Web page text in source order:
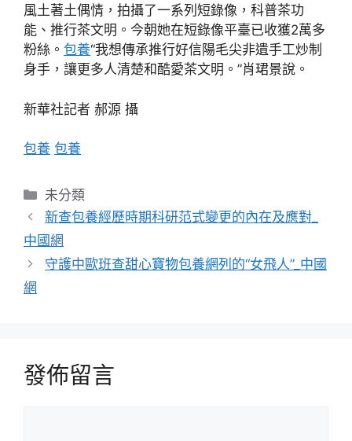
風土著土偶情，拍攝了一系列短錄像，科普茶功
能、推行茶文明。今朝她在短錄像平臺已收獲2萬多
粉絲。 包養“我想傳承推行好信陽毛尖非遺手工炒制
身手，讓更多人清楚和酷愛茶文明。”肖珺景說。
新華社記者 郝源 攝
包養 包養
分
類
未分類
新查包養經歷時期科研范式變更的內在及應對_
中國網
守護中歐班查甜心寶物包養網列的“女飛人”_中國
網
發佈留言